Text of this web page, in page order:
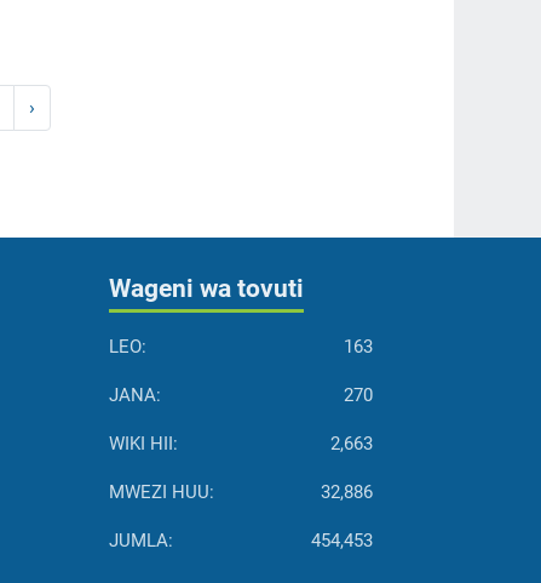
›
Wageni wa tovuti
LEO: 163
JANA: 270
WIKI HII: 2,663
MWEZI HUU: 32,886
JUMLA: 454,453